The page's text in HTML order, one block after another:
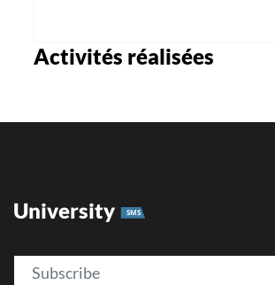
Activités réalisées
University SMS
Email